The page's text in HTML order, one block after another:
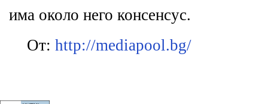
има около него консенсус.
От: http://mediapool.bg/